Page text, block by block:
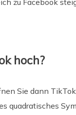
zu Facebook
hoch?
Sie dann
quadratisches